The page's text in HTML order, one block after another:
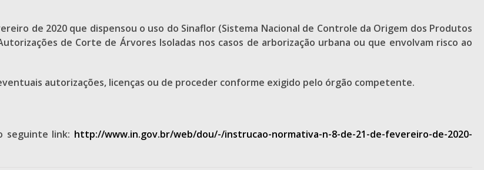
de 2020 que dispensou o uso do Sinaflor (Sistema Nacional de Controle da Origem dos Produtos
de Corte de Árvores Isoladas nos casos de arborização urbana ou que envolvam risco ao
autorizações, licenças ou de proceder conforme exigido pelo órgão competente.
seguinte link: http://www.in.gov.br/web/dou/-/instrucao-normativa-n-8-de-21-de-fevereiro-de-2020-